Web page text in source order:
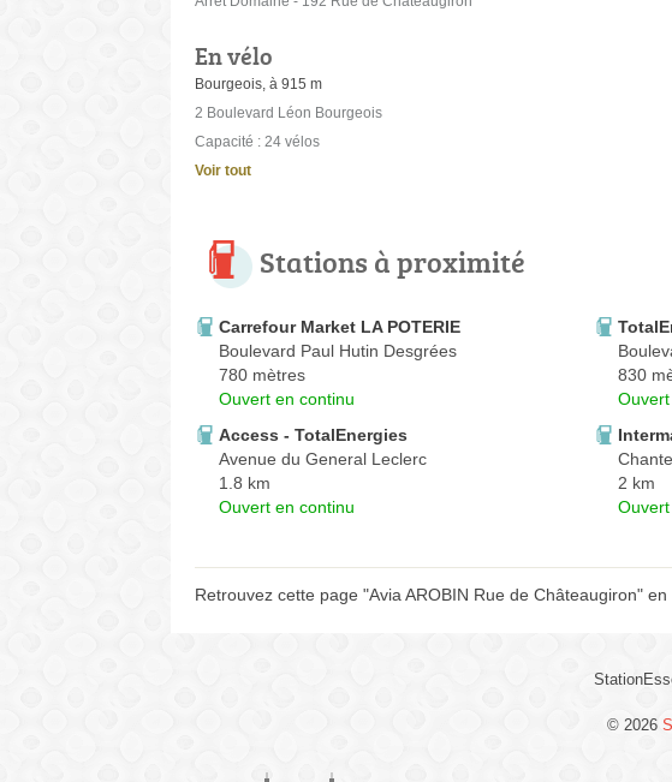
En vélo
Bourgeois, à 915 m
2 Boulevard Léon Bourgeois
Capacité : 24 vélos
Voir tout
Stations à proximité
Carrefour Market LA POTERIE
Boulevard Paul Hutin Desgrées
780 mètres
Ouvert en continu
830
Access - TotalEnergies
Avenue du General Leclerc
1.8 km
Ouvert en continu
2 km
Retrouvez cette page "Avia AROBIN Rue de Châteaugiron"
© 2026